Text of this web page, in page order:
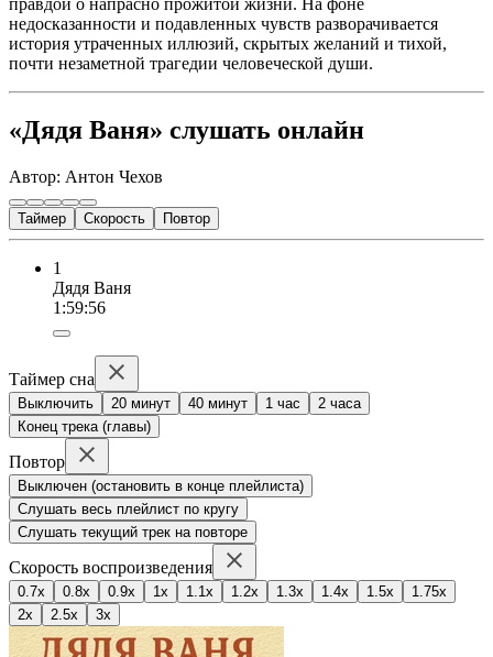
недосказанности и подавленных чувств разворачивается
история утраченных иллюзий, скрытых желаний и тихой,
почти незаметной трагедии человеческой души.
«Дядя Ваня» слушать онлайн
Автор: Антон Чехов
Таймер Скорость Повтор
1
Дядя Ваня
1:59:56
Таймер сна
Выключить 20 минут 40 минут 1 час
2 часа
Конец трека (главы)
Повтор
Выключен (остановить в конце плейлиста)
Слушать весь плейлист по кругу
Слушать текущий трек на повторе
Скорость воспроизведения
0.7x 0.8x 0.9x 1x 1.1x 1.2x 1.3x 1.4x 1.5x
1.75x
2x
2.5x 3x